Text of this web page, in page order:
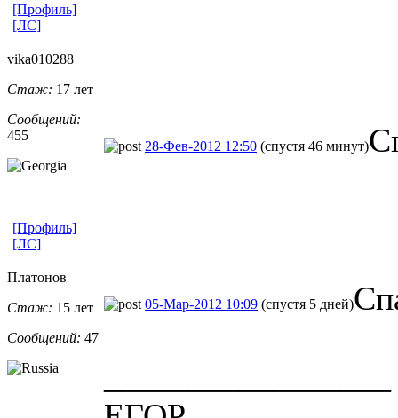
[Профиль]
[ЛС]
vika010288
Стаж: 17 лет
Сообщений:
455
28-Фев-2012 12:50 (спустя 46 минут)
[Профиль]
[ЛС]
Платонов
Стаж: 15 лет
Сообщений: 47
05-Мар-2012 10:09 (спустя 5 дней)